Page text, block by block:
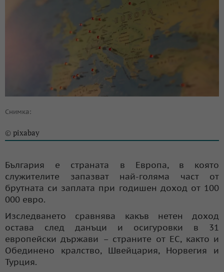
Снимка:
© pixabay
България е страната в Европа, в която
служителите запазват най-голяма част от
брутната си заплата при годишен доход от 100
000 евро.
Изследването сравнява какъв нетен доход
остава след данъци и осигуровки в 31
европейски държави – страните от ЕС, както и
Обединено кралство, Швейцария, Норвегия и
Турция.